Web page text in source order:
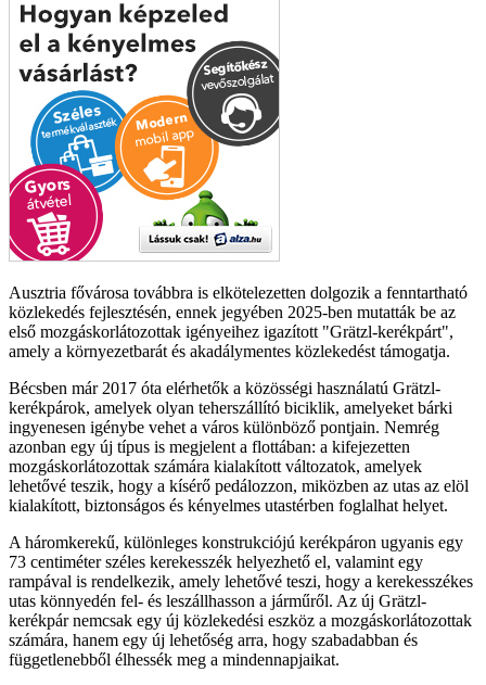
Ausztria fővárosa továbbra is elkötelezetten dolgozik a fenntartható
közlekedés fejlesztésén, ennek jegyében 2025-ben mutatták be az
első mozgáskorlátozottak igényeihez igazított "Grätzl-kerékpárt",
amely a környezetbarát és akadálymentes közlekedést támogatja.
Bécsben már 2017 óta elérhetők a közösségi használatú Grätzl-
kerékpárok, amelyek olyan teherszállító biciklik, amelyeket bárki
ingyenesen igénybe vehet a város különböző pontjain. Nemrég
azonban egy új típus is megjelent a flottában: a kifejezetten
mozgáskorlátozottak számára kialakított változatok, amelyek
lehetővé teszik, hogy a kísérő pedálozzon, miközben az utas az elöl
kialakított, biztonságos és kényelmes utastérben foglalhat helyet.
A háromkerekű, különleges konstrukciójú kerékpáron ugyanis egy
73 centiméter széles kerekesszék helyezhető el, valamint egy
rampával is rendelkezik, amely lehetővé teszi, hogy a kerekesszékes
utas könnyedén fel- és leszállhasson a járműről. Az új Grätzl-
kerékpár nemcsak egy új közlekedési eszköz a mozgáskorlátozottak
számára, hanem egy új lehetőség arra, hogy szabadabban és
függetlenebből élhessék meg a mindennapjaikat.